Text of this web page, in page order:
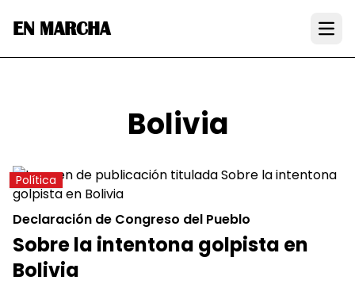
EN MARCHA
Bolivia
Política
Declaración de Congreso del Pueblo
Sobre la intentona golpista en
Bolivia